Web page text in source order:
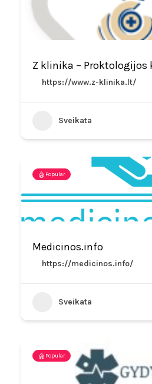
Z klinika –
https://www.z-klinika.lt/
Sveikata
Popular
Medicinos.info
https://medicinos.info/
Sveikata
Popular